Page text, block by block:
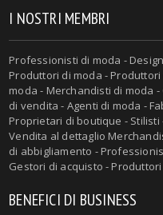
I NOSTRI MEMBRI
Professionisti di moda -
Produttori di moda -
moda - Merchandisti di moda
di vendita - Agenti di moda -
Proprietari di boutique - Stilisti
Vendita al dettaglio
di abbigliamento -
Gestori di acquisto -
BENEFICI DI BUSINESS